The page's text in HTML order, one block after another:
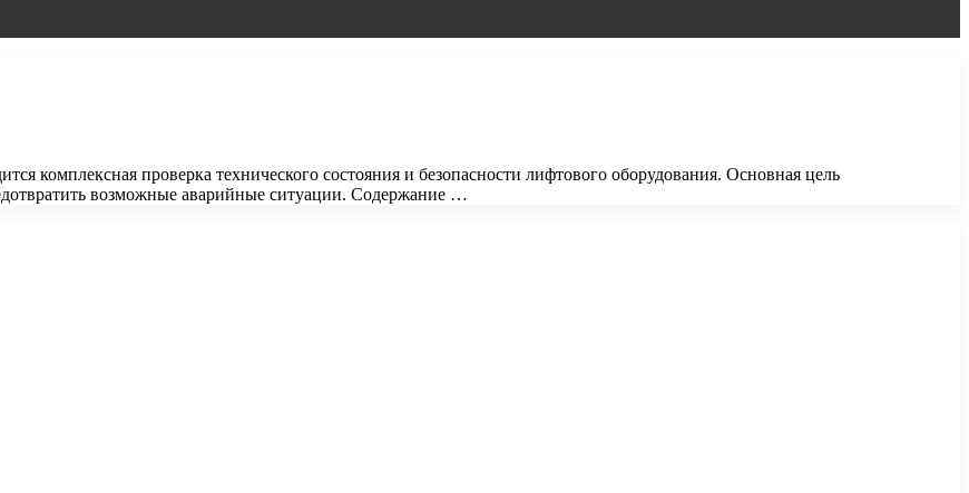
комплексная проверка технического состояния и безопасности лифтового оборудования. Основная цель
возможные аварийные ситуации. Содержание …